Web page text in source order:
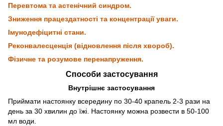
Перевтома та астенічний синдром.
Зниження працездатності та концентрації уваги.
Імунодефіцитні стани.
Реконвалесценція (відновлення після хвороб).
Фізичне та розумове перенапруження.
Способи застосування
Внутрішнє застосування
Приймати настоянку всередину по 30-40 крапель 2-3 рази на
день за 30 хвилин до їжі. Настоянку можна розвести в 50-100
мл води.